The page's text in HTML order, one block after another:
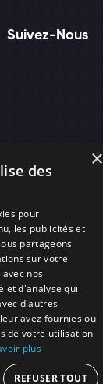
Suivez-Nous
×
des
pour
les publicités et
partageons
sur votre
nos
et d'analyse qui
d'autres
avez fournies ou
de votre utilisation
plus
REFUSER TOUT